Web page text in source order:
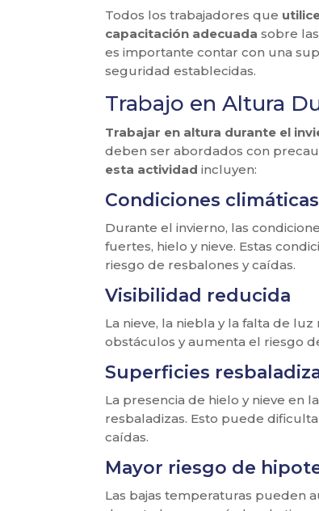
Todos los trabajadores que
capacitación adecuada sobre
es importante contar con una
seguridad establecidas.
Trabajo en Altura
Trabajar en altura durante el
deben ser abordados con
esta actividad incluyen:
Condiciones
Durante el invierno, las
fuertes, hielo y nieve. Estas
riesgo de resbalones y caídas.
Visibilidad reducida
La nieve, la niebla y la falta de
obstáculos y aumenta el riesgo
Superficies
La presencia de hielo y nieve en
resbaladizas. Esto puede
caídas.
Mayor riesgo de
Las bajas temperaturas pueden